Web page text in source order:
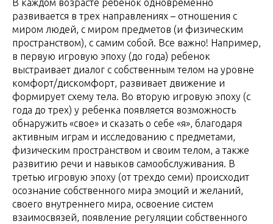
В каждом возрасте ребенок одновременно
развивается в трех направлениях – отношения с
миром людей, с миром предметов (и физическим
пространством), с самим собой. Все важно! Например,
в первую игровую эпоху (до года) ребенок
выстраивает диалог с собственным телом на уровне
комфорт/дискомфорт, развивает движение и
формирует схему тела. Во вторую игровую эпоху (с
года до трех) у ребенка появляется возможность
обнаружить «свое» и сказать о себе «я», благодаря
активным играм и исследованию с предметами,
физическим пространством и своим телом, а также
развитию речи и навыков самообслуживания. В
третью игровую эпоху (от трехдо семи) происходит
осознание собственного мира эмоций и желаний,
своего внутреннего мира, освоение систем
взаимосвязей, появление регуляции собственного